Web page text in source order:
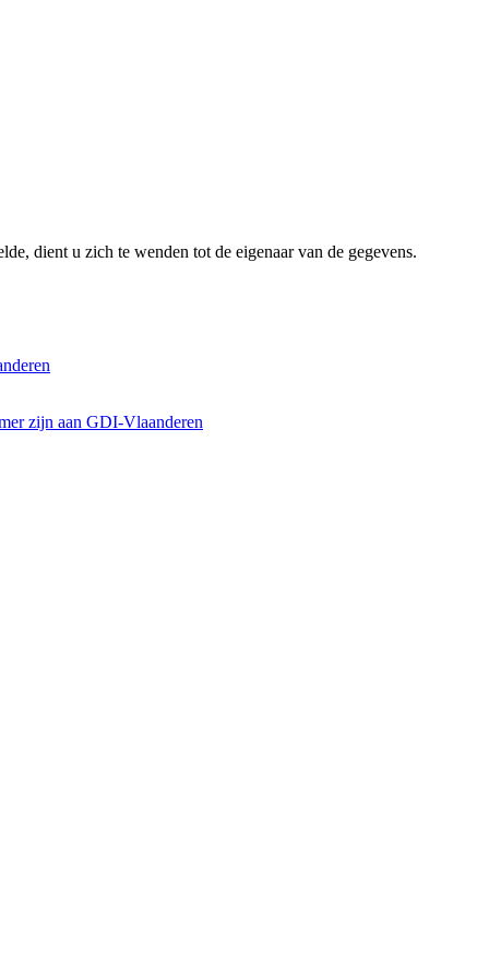
dient u zich te wenden tot de eigenaar van de gegevens.
zijn aan GDI-Vlaanderen